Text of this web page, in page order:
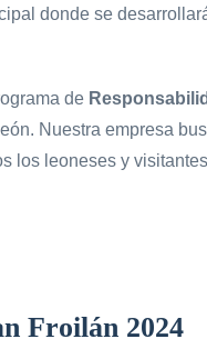
donde se
de
Nuestra empresa
los leoneses y
Froilán 2024